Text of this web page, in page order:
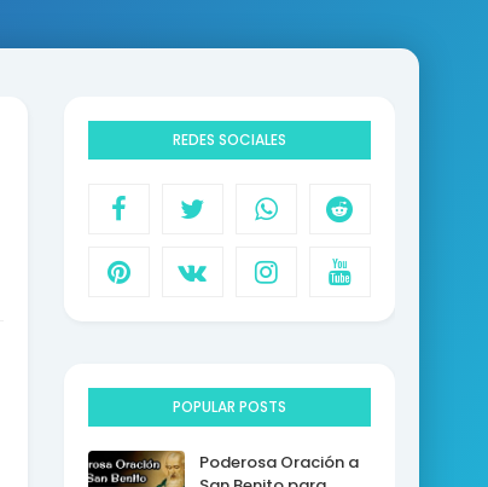
REDES SOCIALES
POPULAR POSTS
Poderosa Oración a